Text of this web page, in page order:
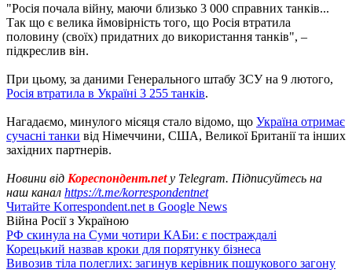
"Росія почала війну, маючи близько 3 000 справних танків...
Так що є велика ймовірність того, що Росія втратила
половину (своїх) придатних до використання танків", –
підкреслив він.
При цьому, за даними Генерального штабу ЗСУ на 9 лютого,
Росія втратила в Україні 3 255 танків.
Нагадаємо, минулого місяця стало відомо, що Україна отримає
сучасні танки від Німеччини, США, Великої Британії та інших
західних партнерів.
Новини від Кореспондент.netу Telegram. Підписуйтесь на
наш канал https://t.me/korrespondentnet
Читайте Korrespondent.net в Google News
Війна Росії з Україною
РФ скинула на Суми чотири КАБи: є постраждалі
Корецький назвав кроки для порятунку бізнеса
Вивозив тіла полеглих: загинув керівник пошукового загону